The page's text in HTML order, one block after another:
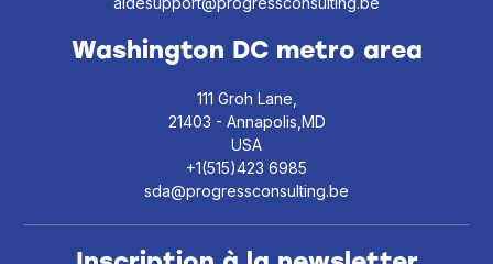
Washington DC metro area
111 Groh Lane,
21403 - Annapolis,MD
USA
+1(515)423 6985
sda@progressconsulting.be